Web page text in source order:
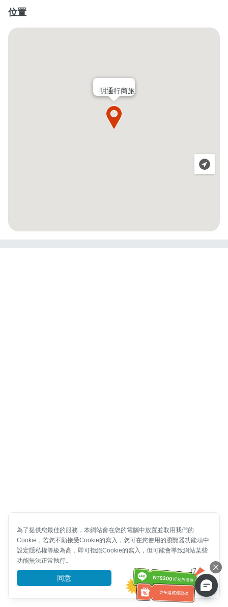
位置
明通行商旅
為了提供您最佳的服務，本網站會在您的電腦中放置並取用我們的
Cookie，若您不願接受Cookie的寫入，您可在您使用的瀏覽器功能項中
設定隱私權等級為高，即可拒絕Cookie的寫入，但可能會導致網站某些
功能無法正常執行。
同意 前往了解